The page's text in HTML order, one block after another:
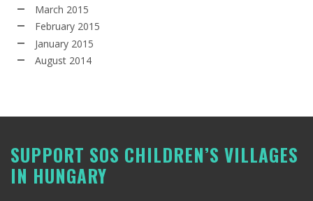
March 2015
February 2015
January 2015
August 2014
SUPPORT SOS CHILDREN’S VILLAGES
IN HUNGARY